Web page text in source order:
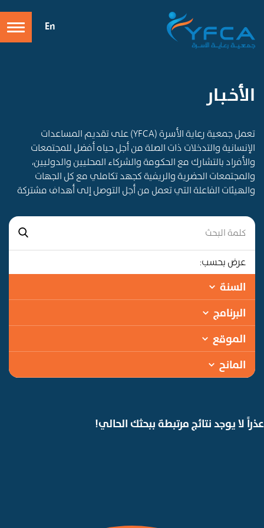
En
الأخـبـار
تعمل جمعية رعاية الأسرة (YFCA) على تقديم المساعدات
الإنسانية والتدخلات ذات الصلة من أجل حياه أفضل للمجتمعات
والأفراد بالتشارك مع الحكومة والشركاء المحليين والدوليين،
والمجتمعات الحضرية والريفية كجهد تكاملي مع كل الجهات
والهيئات الفاعلة التي تعمل من أجل التوصل إلى أهداف مشتركة
عرض بحسب:
السنة
البرنامج
الموقع
المانح
عذراً لا يوجد نتائج مرتبطة ببحثك الحالي!